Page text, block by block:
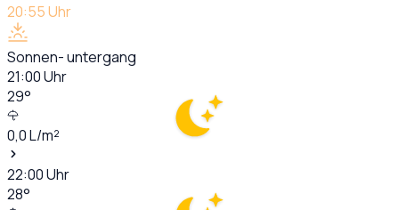
20:55Uhr
Sonnen- untergang
21:00Uhr
29°
0,0L/m²
22:00Uhr
28°